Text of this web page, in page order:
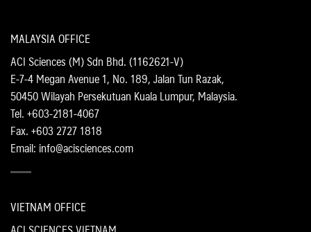
MALAYSIA OFFICE
ACI Sciences (M) Sdn Bhd. (1162621-V)
E-7-4 Megan Avenue 1, No. 189, Jalan Tun Razak,
50450 Wilayah Persekutuan Kuala Lumpur, Malaysia.
Tel. +603-2181-4067
Fax. +603 2727 1818
Email: info@acisciences.com
VIETNAM OFFICE